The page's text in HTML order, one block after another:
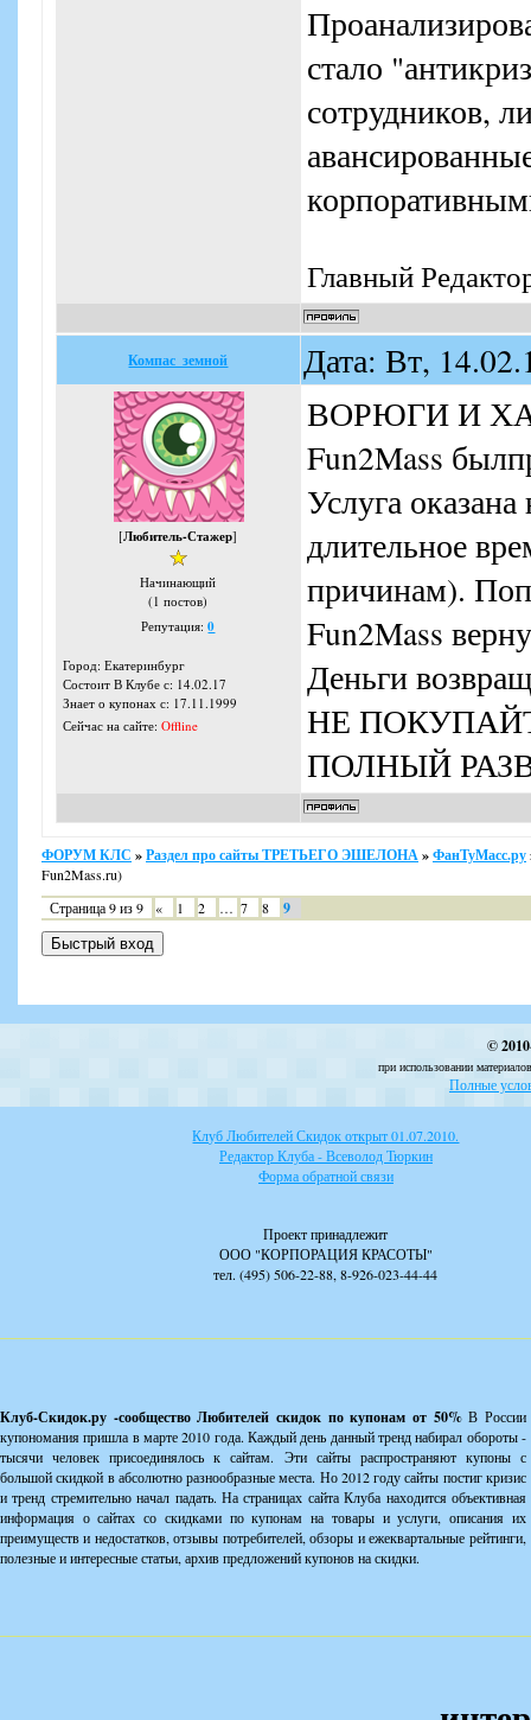
стало
сотрудников,
Главный
Компас_земной Дата: Вт,
[Любитель-Стажер]
Начинающий
(1 постов)
Репутация:0
Город: Екатеринбург
Состоит В Клубе с: 14.02.17
Знает о купонах с: 17.11.1999
Сейчас на сайте: Offline
ВОРЮГИ И
Fun2Mass
Услуга
длительное
причинам).
Fun2Mass
Деньги
НЕ
ПОЛНЫЙ
ФОРУМ КЛС »Раздел про сайты ТРЕТЬЕГО ЭШЕЛОНА»ФанТуМасс.ру
Fun2Mass.ru)
Страница9из9 « 1 2 … 7 8 9
©
при использовании
Полные
Клуб Любителей Скидок открыт 01.07.2010.
Редактор Клуба - Всеволод Тюркин
Форма обратной связи
Проект принадлежит
ООО "КОРПОРАЦИЯ КРАСОТЫ"
тел. (495) 506-22-88, 8-926-023-44-44
Клуб-Скидок.ру -сообщество Любителей скидок по купонам от 50%В России
купономания пришла в марте 2010 года. Каждый день данный тренд набирал обороты -
тысячи человек присоединялось к сайтам. Эти сайты распространяют купоны с
большой скидкой в абсолютно разнообразные места. Но 2012 году сайты постиг кризис
и тренд стремительно начал падать. На страницах сайта Клуба находится объективная
информация о сайтах со скидками по купонам на товары и услуги, описания их
преимуществ и недостатков, отзывы потребителей, обзоры и ежеквартальные рейтинги,
полезные и интересные статьи, архив предложений купонов на скидки.